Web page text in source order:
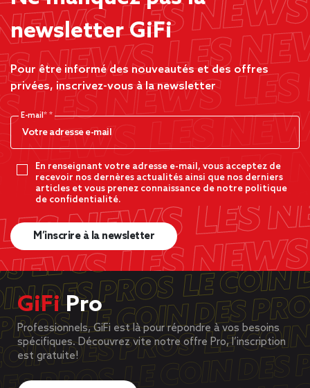
newsletter GiFi
Pour être informé des nouveautés et des offres
privées, inscrivez-vous à la newsletter
E-mail*
En renseignant votre adresse e-mail, vous acceptez de
recevoir nos dernères actualités ainsi que nos derniers
articles et vous prenez connaissance de notre politique
de confidentialité.
M’inscrire à la newsletter
GiFiPro
Professionnels, GiFi est là pour répondre à vos besoins
spécifiques. Découvrez vite notre offre Pro, l’inscription
est gratuite!